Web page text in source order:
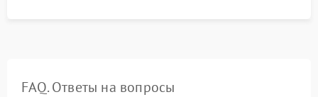
FAQ. Ответы на вопросы